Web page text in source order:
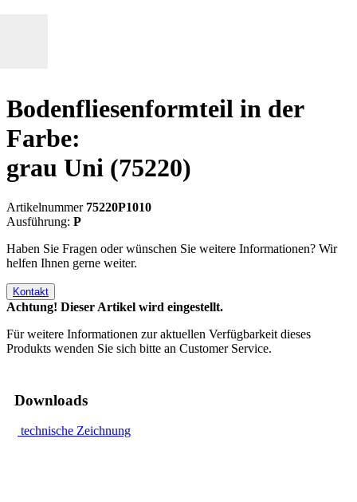
Bodenfliesenformteil in der
Farbe:
grau Uni (75220)
Artikelnummer 75220P1010
Ausführung: P
Haben Sie Fragen oder wünschen Sie weitere Informationen? Wir
helfen Ihnen gerne weiter.
Kontakt
Achtung! Dieser Artikel wird eingestellt.
Für weitere Informationen zur aktuellen Verfügbarkeit dieses
Produkts wenden Sie sich bitte an Customer Service.
Downloads
technische Zeichnung